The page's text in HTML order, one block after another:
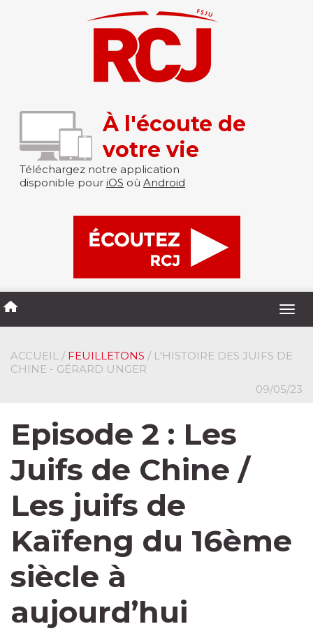
À l'écoute de
votre vie
Téléchargez notre application
disponible pour iOS où Android
ACCUEIL / FEUILLETONS / L'HISTOIRE DES JUIFS DE
CHINE - GÉRARD UNGER
09/05/23
Episode 2 : Les
Juifs de Chine /
Les juifs de
Kaïfeng du 16ème
siècle à
aujourd’hui